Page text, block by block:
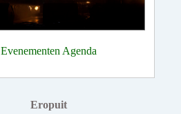
Evenementen Agenda
Eropuit